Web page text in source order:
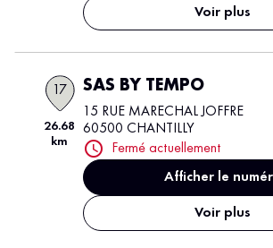
Voir plus
17
26.68
km
SAS BY TEMPO
15 RUE MARECHAL JOFFRE
60500 CHANTILLY
Fermé actuellement
Afficher le
Voir plus